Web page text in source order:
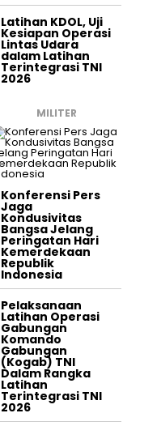
Latihan KDOL, Uji
Kesiapan Operasi
Lintas Udara
dalam Latihan
Terintegrasi TNI
2026
MILITER
Konferensi Pers
Jaga
Kondusivitas
Bangsa Jelang
Peringatan Hari
Kemerdekaan
Republik
Indonesia
Pelaksanaan
Latihan Operasi
Gabungan
Komando
Gabungan
(Kogab) TNI
Dalam Rangka
Latihan
Terintegrasi TNI
2026